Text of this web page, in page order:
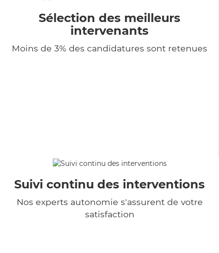
Sélection des meilleurs
intervenants
Moins de 3% des candidatures sont retenues
Suivi continu des interventions
Nos experts autonomie s'assurent de votre
satisfaction